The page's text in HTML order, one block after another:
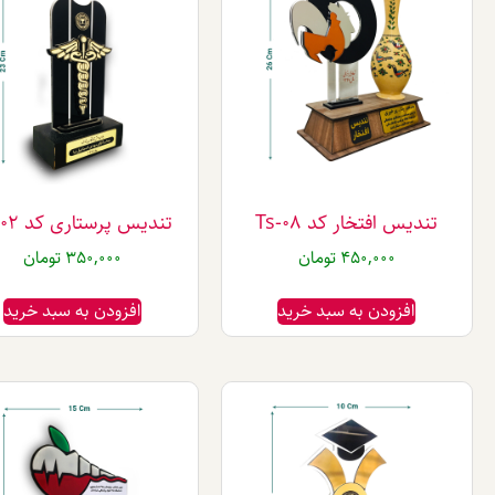
تندیس افتخار کد Ts-08
450,000 تومان
افزودن به سبد خرید
تندیس پرستاری کد Ts-02
350,000 تومان
افزودن به سبد خرید